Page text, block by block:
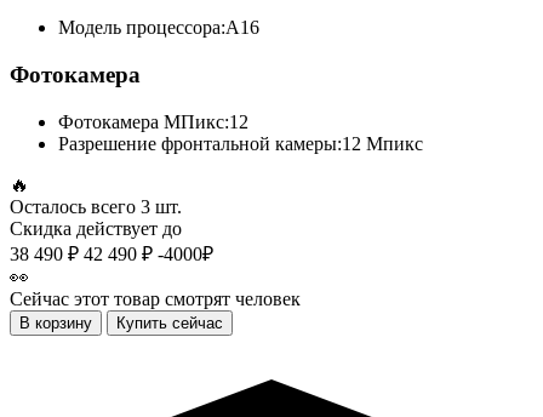
Модель процессора:A16
Фотокамера
Фотокамера МПикс:12
Разрешение фронтальной камеры:12 Мпикс
🔥
Осталось всего 3 шт.
Скидка действует до
38 490 ₽ 42 490 ₽ -4000₽
👀
Сейчас этот товар смотрят человек
В корзину Купить сейчас